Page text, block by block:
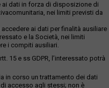
dati in forza di disposizione di
nei limiti previsti da
ai dati per finalità ausiliare
e la Società, nei limiti
i compiti ausiliari.
15 e ss GDPR, l’interessato potrà
in corso un trattamento dei dati
accesso agli stessi; non è